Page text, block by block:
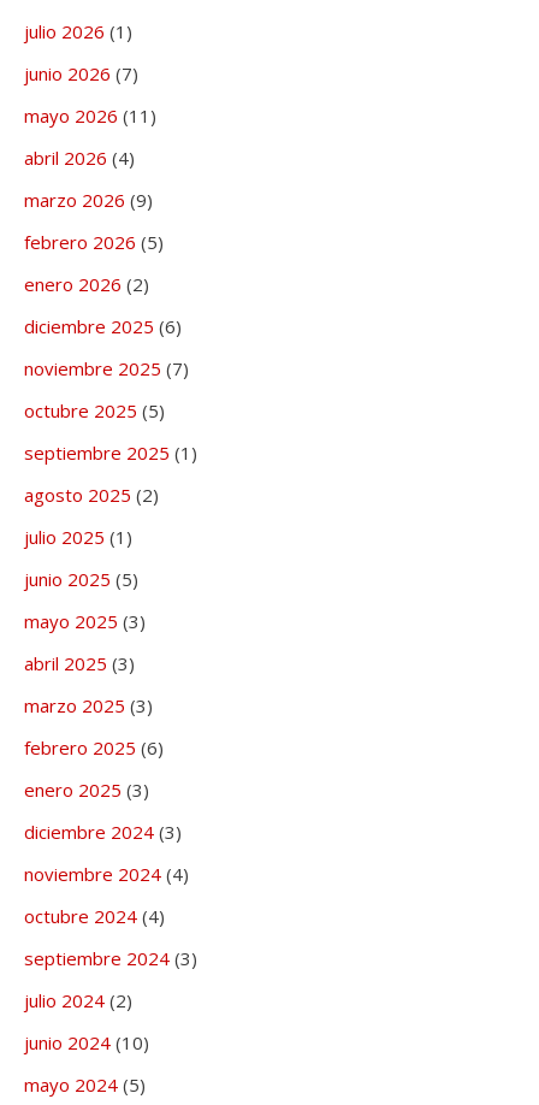
julio 2026 (1)
junio 2026 (7)
mayo 2026 (11)
abril 2026 (4)
marzo 2026 (9)
febrero 2026 (5)
enero 2026 (2)
diciembre 2025 (6)
noviembre 2025 (7)
octubre 2025 (5)
septiembre 2025 (1)
agosto 2025 (2)
julio 2025 (1)
junio 2025 (5)
mayo 2025 (3)
abril 2025 (3)
marzo 2025 (3)
febrero 2025 (6)
enero 2025 (3)
diciembre 2024 (3)
noviembre 2024 (4)
octubre 2024 (4)
septiembre 2024 (3)
julio 2024 (2)
junio 2024 (10)
mayo 2024 (5)